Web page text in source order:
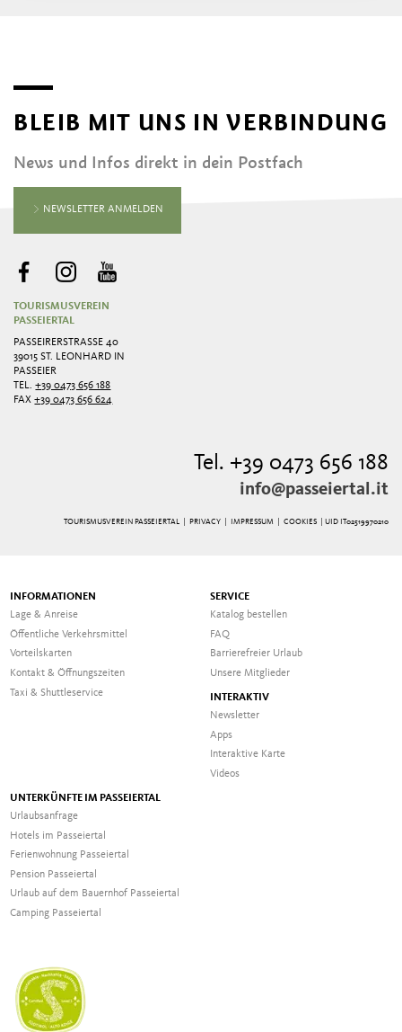
BLEIB MIT UNS IN VERBINDUNG
News und Infos direkt in dein Postfach
NEWSLETTER ANMELDEN
TOURISMUSVEREIN
PASSEIERTAL
PASSEIRERSTRASSE 40
39015 ST. LEONHARD IN
PASSEIER
TEL.+39 0473 656 188
FAX+39 0473 656 624
Tel. +39 0473 656 188
info@passeiertal.it
TOURISMUSVEREIN PASSEIERTAL | PRIVACY| IMPRESSUM| COOKIES | UID IT02519970210
INFORMATIONEN
Lage & Anreise
Öffentliche Verkehrsmittel
Vorteilskarten
Kontakt & Öffnungszeiten
Taxi & Shuttleservice
SERVICE
Katalog bestellen
FAQ
Barrierefreier Urlaub
Unsere Mitglieder
INTERAKTIV
Newsletter
Apps
Interaktive Karte
Videos
UNTERKÜNFTE IM PASSEIERTAL
Urlaubsanfrage
Hotels im Passeiertal
Ferienwohnung Passeiertal
Pension Passeiertal
Urlaub auf dem Bauernhof Passeiertal
Camping Passeiertal